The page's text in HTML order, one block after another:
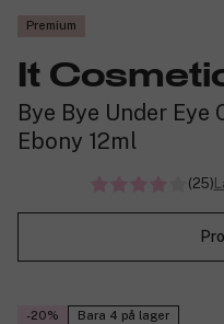
Premium
It
Bye Bye Under Eye
Ebony 12ml
(25)
-20% Bara 4 på lager